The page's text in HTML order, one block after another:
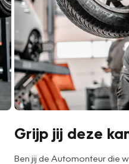
Grijp jij deze
Ben jij de Automonteur die